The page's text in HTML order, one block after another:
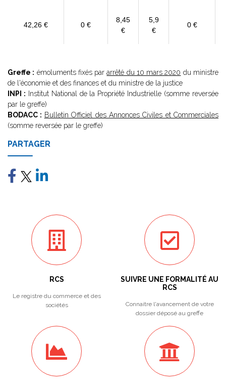
42,26 € 0 €
8,45
€
5,9
€
0 €
Greffe : émoluments fixés pararrêté du 10 mars 2020 du ministre
de l'économie et des finances et du ministre de la justice
INPI : Institut National de la Propriété Industrielle (somme reversée
par le greffe)
BODACC : Bulletin Officiel des Annonces Civiles et Commerciales
(somme reversée par le greffe)
PARTAGER
RCS
Le registre du commerce et des
sociétés
SUIVRE UNE FORMALITÉ AU
RCS
Connaitre l'avancement de votre
dossier déposé au greffe